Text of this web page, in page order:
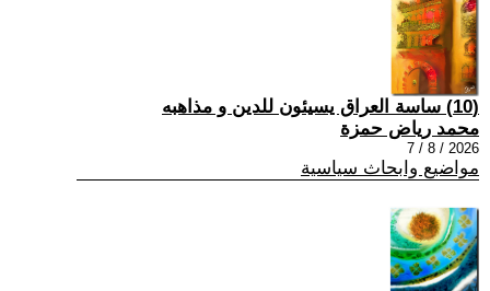
(10) ساسة العراق يسيئون للدين و مذاهبه
محمد رياض حمزة
2026 / 8 / 7
مواضيع وابحاث سياسية